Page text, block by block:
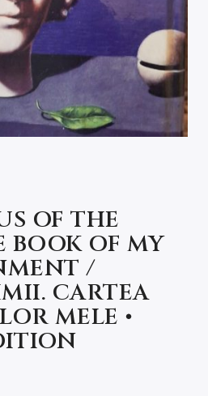
OF THE
BOOK OF MY
/
CARTEA
MELE •